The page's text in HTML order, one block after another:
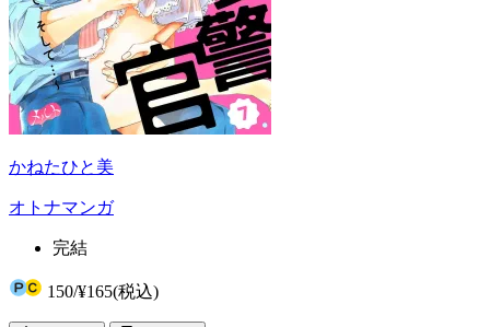
かねたひと美
オトナマンガ
完結
150/¥165(税込)